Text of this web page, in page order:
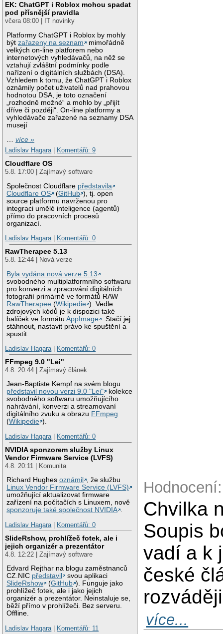
EK: ChatGPT i Roblox mohou spadat
pod přísnější pravidla
včera 08:00 | IT novinky
Platformy ChatGPT i Roblox by mohly
býtzařazeny na seznam
mimořádně
velkých on-line platforem nebo
internetových vyhledávačů, na něž se
vztahují zvláštní podmínky podle
nařízení o digitálních službách (DSA).
Vzhledem k tomu, že ChatGPT i Roblox
oznámily počet uživatelů nad prahovou
hodnotou DSA, je toto označení
„rozhodně možné“ a mohlo by „přijít
dříve či později“. On-line platformy a
vyhledávače zařazené na seznamy DSA
musejí
…více »
Ladislav Hagara| Komentářů: 9
Cloudflare OS
5.8. 17:00 | Zajímavý software
Společnost Cloudflare představila
Cloudflare OS
(GitHub ), tj. open
source platformu navrženou pro
integraci umělé inteligence (agentů)
přímo do pracovních procesů
organizací.
Ladislav Hagara| Komentářů: 0
RawTherapee 5.13
5.8. 12:44 | Nová verze
Byla vydána nová verze 5.13
svobodného multiplatformního softwaru
pro konverzi a zpracování digitálních
fotografií primárně ve formátů RAW
RawTherapee (Wikipedie ). Vedle
zdrojových kódů je k dispozici také
balíček ve formátuAppImage
. Stačí jej
stáhnout, nastavit právo ke spuštění a
spustit.
Ladislav Hagara| Komentářů: 0
FFmpeg 9.0 "Lei"
4.8. 20:44 | Zajímavý článek
Jean-Baptiste Kempf na svém blogu
představil novou verzi 9.0 "Lei"
kolekce
svobodného softwaru umožňujícího
nahrávání, konverzi a streamovaní
digitálního zvuku a obrazu FFmpeg
(Wikipedie ).
Ladislav Hagara| Komentářů: 0
NVIDIA sponzorem služby Linux
Vendor Firmware Service (LVFS)
4.8. 20:11 | Komunita
Richard Hughesoznámil
, že službu
Linux Vendor Firmware Service (LVFS)
umožňující aktualizovat firmware
zařízení na počítačích s Linuxem, nově
sponzoruje také společnost NVIDIA .
Ladislav Hagara| Komentářů: 0
SlideRshow, prohlížeč fotek, ale i
jejich organizér a prezentátor
4.8. 12:22 | Zajímavý software
Edvard Rejthar na blogu zaměstnanců
CZ.NIC představil
svou aplikaci
SlideRshow
(GitHub ). Funguje jako
prohlížeč fotek, ale i jako jejich
organizér a prezentátor. Neinstaluje se,
běží přímo v prohlížeči. Bez serveru.
Offline.
Ladislav Hagara| Komentářů: 11
Chvilka
Soupis
vadí a k
české
více...